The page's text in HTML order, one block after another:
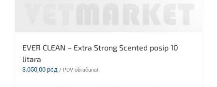
EVER CLEAN – Extra Strong Scented posip 10
litara
3.050,00 рсд / PDV obračunat